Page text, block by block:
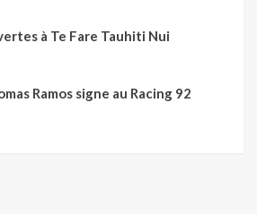
à Te Fare Tauhiti Nui
Ramos signe au Racing 92